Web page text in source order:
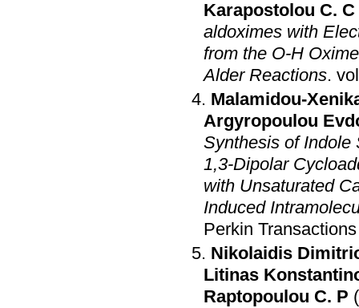
Karapostolou C. C
aldoximes with
from the O-H
Alder Reactions.
Malamidou-
Argyropoulou
Synthesis of Indole
1,3-Dipolar Cycloadditions of C-(1-Methylindol-2-
with Unsaturated
Induced
Perkin
Nikolaidis
Litinas
Raptopoulou C. P